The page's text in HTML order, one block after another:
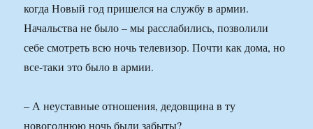
когда Новый год пришелся на службу в армии.
Начальства не было – мы расслабились, позволили
себе смотреть всю ночь телевизор. Почти как дома, но
все-таки это было в армии.
– А неуставные отношения, дедовщина в ту
новогоднюю ночь были забыты?